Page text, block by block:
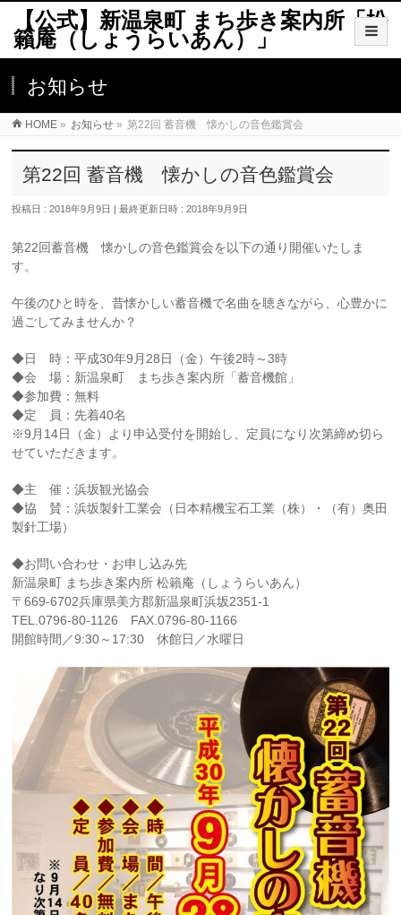
【公式】新温泉町 まち歩き案内所「松
籟庵（しょうらいあん）」
お知らせ
HOME » お知らせ » 第22回 蓄音機 懐かしの音色鑑賞会
第22回 蓄音機 懐かしの音色鑑賞会
投稿日 : 2018年9月9日 最終更新日時 : 2018年9月9日
第22回蓄音機 懐かしの音色鑑賞会を以下の通り開催いたしま
す。
午後のひと時を、昔懐かしい蓄音機で名曲を聴きながら、心豊かに
過ごしてみませんか？
◆日 時：平成30年9月28日（金）午後2時～3時
◆会 場：新温泉町 まち歩き案内所「蓄音機館」
◆参加費：無料
◆定 員：先着40名
※9月14日（金）より申込受付を開始し、定員になり次第締め切ら
せていただきます。
◆主 催：浜坂観光協会
◆協 賛：浜坂製針工業会（日本精機宝石工業（株）・（有）奥田
製針工場）
◆お問い合わせ・お申し込み先
新温泉町 まち歩き案内所 松籟庵（しょうらいあん）
〒669-6702兵庫県美方郡新温泉町浜坂2351-1
TEL.0796-80-1126 FAX.0796-80-1166
開館時間／9:30～17:30 休館日／水曜日